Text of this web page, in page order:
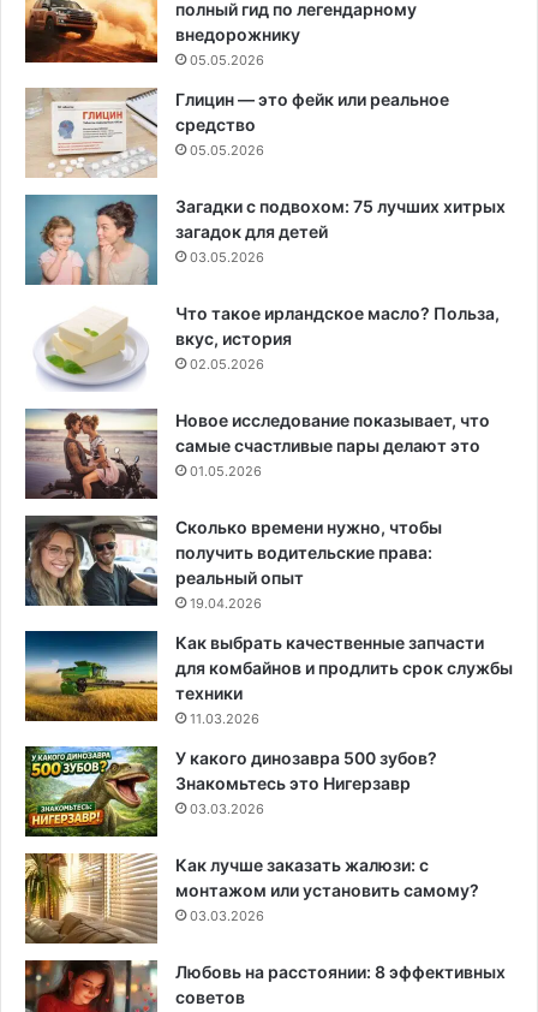
полный гид по легендарному
внедорожнику
05.05.2026
Глицин — это фейк или реальное
средство
05.05.2026
Загадки с подвохом: 75 лучших хитрых
загадок для детей
03.05.2026
Что такое ирландское масло? Польза,
вкус, история
02.05.2026
Новое исследование показывает, что
самые счастливые пары делают это
01.05.2026
Сколько времени нужно, чтобы
получить водительские права:
реальный опыт
19.04.2026
Как выбрать качественные запчасти
для комбайнов и продлить срок службы
техники
11.03.2026
У какого динозавра 500 зубов?
Знакомьтесь это Нигерзавр
03.03.2026
Как лучше заказать жалюзи: с
монтажом или установить самому?
03.03.2026
Любовь на расстоянии: 8 эффективных
советов